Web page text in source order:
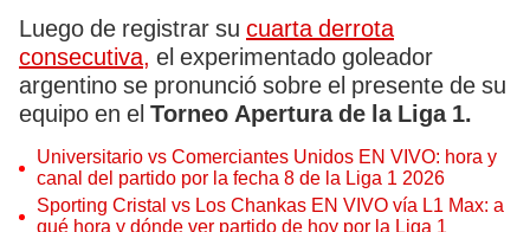
Luego de registrar su cuarta derrota
consecutiva, el experimentado goleador
argentino se pronunció sobre el presente de su
equipo en el Torneo Apertura de la Liga 1.
Universitario vs Comerciantes Unidos EN VIVO: hora y
canal del partido por la fecha 8 de la Liga 1 2026
Sporting Cristal vs Los Chankas EN VIVO vía L1 Max: a
qué hora y dónde ver partido de hoy por la Liga 1